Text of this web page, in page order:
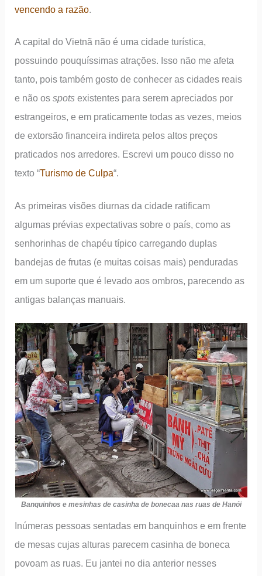
vencendo a razão.
A capital do Vietnã não é uma cidade turística,
possuindo pouquíssimas atrações. Isso não me afeta
tanto, pois também gosto de conhecer as cidades reais
e não osspots existentes para serem apreciados por
estrangeiros, e em praticamente todas as vezes, meios
de extorsão financeira indireta pelos altos preços
praticados nos arredores. Escrevi um pouco disso no
texto “Turismo de Culpa“.
As primeiras visões diurnas da cidade ratificam
algumas prévias expectativas sobre o país, como as
senhorinhas de chapéu típico carregando duplas
bandejas de frutas (e muitas coisas mais) penduradas
em um suporte que é levado aos ombros, parecendo as
antigas balanças manuais.
Banquinhos e mesinhas de casinha de bonecaa nas ruas de Hanói
Inúmeras pessoas sentadas em banquinhos e em frente
de mesas cujas alturas parecem casinha de boneca
povoam as ruas. Eu jantei no dia anterior nesses